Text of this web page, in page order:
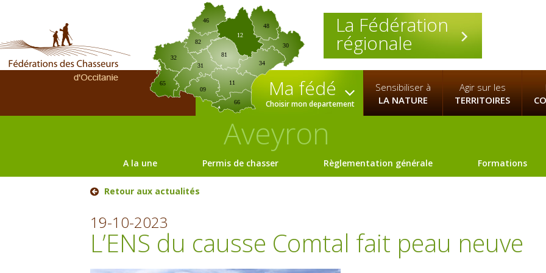
La Fédération
régionale
09
12
30
31
32
34
46
65
66
81
82
11
48
Ma fédé
Choisir mon departement
Sensibiliser à
LA NATURE
Agir sur les
TERRITOIRES
Aveyron
A la une Permis de chasser Règlementation générale Formations
Retour aux actualités
19-10-2023
L’ENS du causse Comtal fait peau neuve